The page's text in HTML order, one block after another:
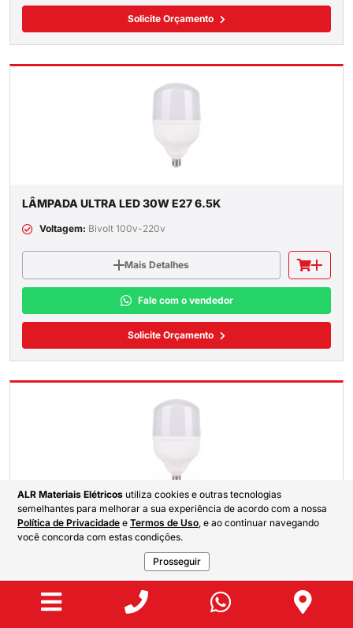
ALR Materiais Elétricos utiliza cookies e outras tecnologias
semelhantes para melhorar a sua experiência de acordo com a nossa
Política de Privacidade e Termos de Uso, e ao continuar navegando
você concorda com estas condições.
Prosseguir
Solicite Orçamento
LÂMPADA ULTRA LED 30W E27 6.5K
Voltagem: Bivolt 100v-220v
Mais Detalhes
Fale com o vendedor
Solicite Orçamento
LÂMPADA ULTRA LED 40W E27 6.5K
Voltagem: Bivolt 100v-220v
Mais Detalhes